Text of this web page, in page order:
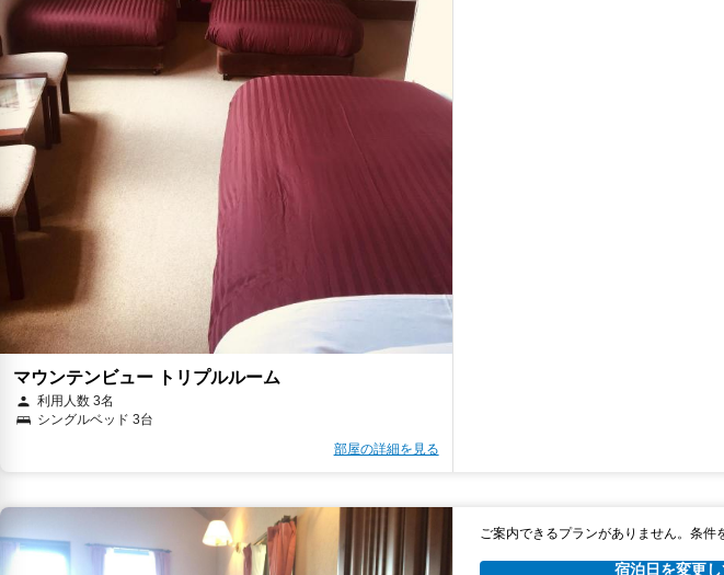
マウンテンビュー トリプルルーム
利用人数 3名
シングルベッド 3台
部屋の詳細を見る
ご案内できるプランがありません。条件
宿泊日を変更